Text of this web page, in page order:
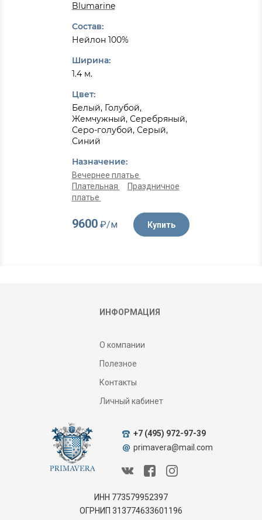
Blumarine
Состав:
Нейлон 100%
Ширина:
1.4 м.
Цвет:
Белый, Голубой,
Жемчужный, Серебряный,
Серо-голубой, Серый,
Синий
Назначение:
Вечернее платье
Плательная
Праздничное
платье
9600₽/м Купить
ИНФОРМАЦИЯ
О компании
Полезное
Контакты
Личный кабинет
ИНН 773579952397
ОГРНИП 313774633601196
+7 (495) 972-97-39
primavera@mail.com